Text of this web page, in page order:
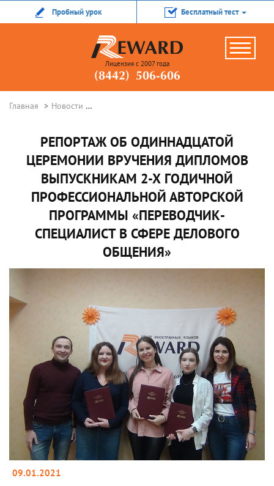
Пробный урок Бесплатный тест
Лицензия с 2007 года
(8442) 506-606
Главная Новости
РЕПОРТАЖ ОБ ОДИННАДЦАТОЙ
ЦЕРЕМОНИИ ВРУЧЕНИЯ ДИПЛОМОВ
ВЫПУСКНИКАМ 2-Х ГОДИЧНОЙ
ПРОФЕССИОНАЛЬНОЙ АВТОРСКОЙ
ПРОГРАММЫ «ПЕРЕВОДЧИК-
СПЕЦИАЛИСТ В СФЕРЕ ДЕЛОВОГО
ОБЩЕНИЯ»
09.01.2021